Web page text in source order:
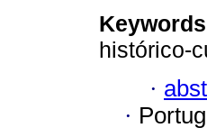
histórico-
·
·